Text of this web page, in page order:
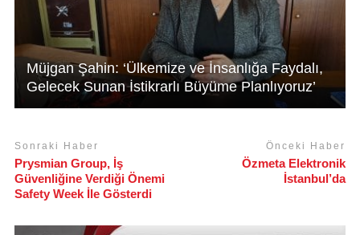
Müjgan Şahin: ‘Ülkemize ve İnsanlığa Faydalı,
Gelecek Sunan İstikrarlı Büyüme Planlıyoruz’
Sonraki Haber
Prysmian Group, İş
Güvenliğine Verdiği Önemi
Safety Week İle Gösterdi
Önceki Haber
Özmeta Elektronik
İstanbul’da